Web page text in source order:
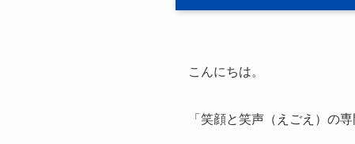
こんにちは。
「笑顔と笑声（えごえ）の